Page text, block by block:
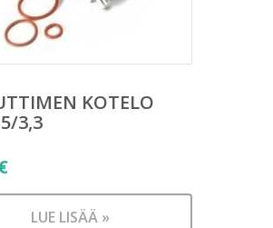
KOTELO
3,3
LUE LISÄÄ »